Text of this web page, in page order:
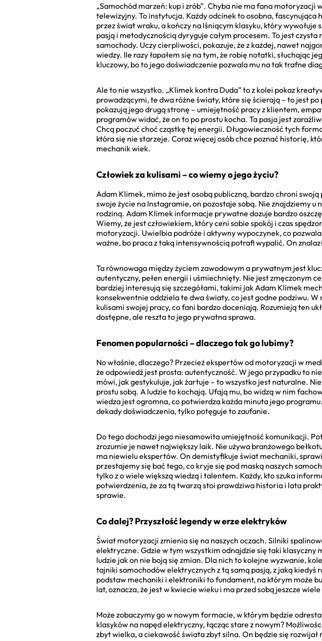
„Samochód marzeń: kup i zrób”. Chyba nie ma fana motoryzacji
telewizyjny. To instytucja. Każdy odcinek to osobna,
przez świat wraku, a kończy na lśniącym klasyku, który
pasją i metodycznością dyryguje całym procesem. To jest
samochody. Uczy cierpliwości, pokazuje, że z każdej, nawet
wiedzy. Ile razy łapałem się na tym, że robię notatki, słuchając
kluczowy, bo to jego doświadczenie pozwala mu na tak trafne
Ale to nie wszystko. „Klimek kontra Duda” to z kolei pokaz
prowadzącymi, te dwa różne światy, które się ścierają – to jest
pokazują jego drugą stronę – umiejętność pracy z klientem,
programów widać, że on to po prostu kocha. Ta pasja jest
Chcą poczuć choć cząstkę tej energii. Długowieczność tych
która się nie starzeje. Coraz więcej osób chce poznać historię,
mechanik wiek.
Człowiek za kulisami – co wiemy o jego życiu?
Adam Klimek, mimo że jest osobą publiczną, bardzo chroni
swoje życie na Instagramie, on pozostaje sobą. Nie znajdziemy
rodziną. Adam Klimek informacje prywatne dozuje bardzo
Wiemy, że jest człowiekiem, który ceni sobie spokój i czas
motoryzacji. Uwielbia podróże i aktywny wypoczynek, co
ważne, bo praca z taką intensywnością potrafi wypalić. On
Ta równowaga między życiem zawodowym a prywatnym jest
autentyczny, pełen energii i uśmiechnięty. Nie jest zmęczonym
bardziej interesują się szczegółami, takimi jak Adam Klimek
konsekwentnie oddziela te dwa światy, co jest godne podziwu.
kulisami swojej pracy, co fani bardzo doceniają. Rozumieją ten
dostępne, ale reszta to jego prywatna sprawa.
Fenomen popularności – dlaczego tak go lubimy?
No właśnie, dlaczego? Przecież ekspertów od motoryzacji w
że odpowiedź jest prosta: autentyczność. W jego przypadku to
mówi, jak gestykuluje, jak żartuje – to wszystko jest naturalne.
prostu sobą. A ludzie to kochają. Ufają mu, bo widzą w nim
wiedza jest ogromna, co potwierdza każda minuta jego
dekady doświadczenia, tylko potęguje to zaufanie.
Do tego dochodzi jego niesamowita umiejętność komunikacji.
zrozumie je nawet największy laik. Nie używa branżowego
ma niewielu ekspertów. On demistyfikuje świat mechaniki,
przestajemy się bać tego, co kryje się pod maską naszych
tylko z o wiele większą wiedzą i talentem. Każdy, kto szuka
potwierdzenia, że za tą twarzą stoi prawdziwa historia i lata
sprawie.
Co dalej? Przyszłość legendy w erze elektryków
Świat motoryzacji zmienia się na naszych oczach. Silniki
elektryczne. Gdzie w tym wszystkim odnajdzie się taki
ludzie jak on nie boją się zmian. Dla nich to kolejne wyzwanie,
tajniki samochodów elektrycznych z tą samą pasją, z jaką
podstaw mechaniki i elektroniki to fundament, na którym może
lat, oznacza, że jest w kwiecie wieku i ma przed sobą jeszcze
Może zobaczymy go w nowym formacie, w którym będzie
klasyków na napęd elektryczny, łącząc stare z nowym?
zbyt wielka, a ciekawość świata zbyt silna. On będzie się